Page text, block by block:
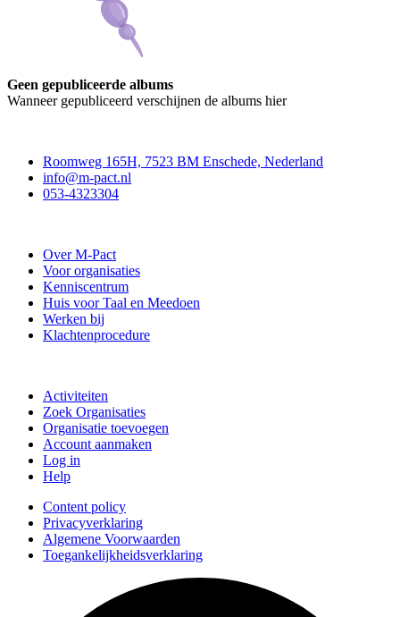
Geen gepubliceerde albums
Wanneer gepubliceerd verschijnen de albums hier
Roomweg 165H, 7523 BM Enschede, Nederland
info@m-pact.nl
053-4323304
Over M-Pact
Voor organisaties
Kenniscentrum
Huis voor Taal en Meedoen
Werken bij
Klachtenprocedure
Activiteiten
Zoek Organisaties
Organisatie toevoegen
Account aanmaken
Log in
Help
Content policy
Privacyverklaring
Algemene Voorwaarden
Toegankelijkheidsverklaring